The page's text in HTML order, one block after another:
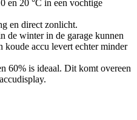
en 20 °C in een vochtige
en direct zonlicht.
de winter in de garage kunnen
accu levert echter minder
60% is ideaal. Dit komt overeen